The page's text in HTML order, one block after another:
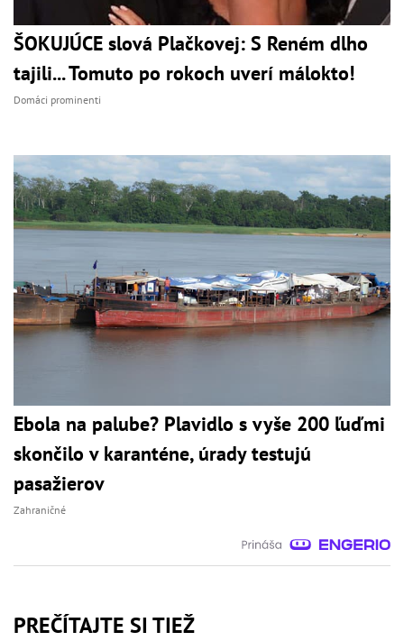
ŠOKUJÚCE slová Plačkovej: S Reném dlho
tajili... Tomuto po rokoch uverí málokto!
Domáci prominenti
Ebola na palube? Plavidlo s vyše 200 ľuďmi
skončilo v karanténe, úrady testujú
pasažierov
Zahraničné
PREČÍTAJTE SI TIEŽ